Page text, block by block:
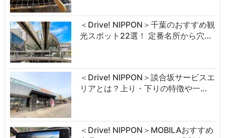
＜Drive! NIPPON＞千葉のおすすめ観
光スポット22選！ 定番名所から穴…
＜Drive! NIPPON＞談合坂サービスエ
リアとは？上り・下りの特徴や一…
＜Drive! NIPPON＞MOBILAおすすめ